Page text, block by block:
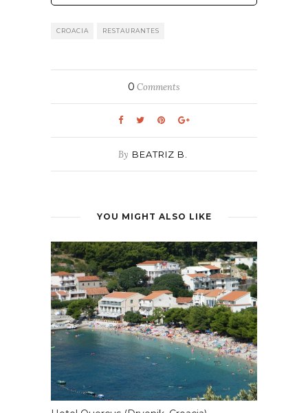
CROACIA RESTAURANTES
0 Comments
By BEATRIZ B.
YOU MIGHT ALSO LIKE